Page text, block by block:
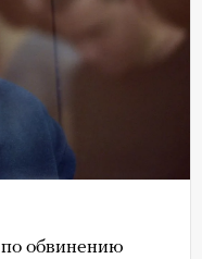
по обвинению